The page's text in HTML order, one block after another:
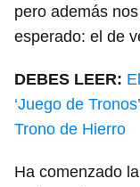
pero además
esperado: el de
DEBES LEER:
‘Juego de
Trono de Hierro
Ha comenzado